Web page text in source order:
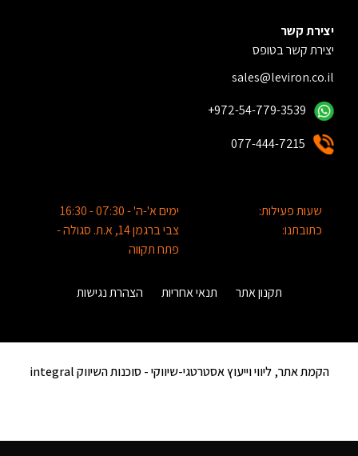
יצירת קשר
יצירת קשר בטופס
sales@leviron.co.il
+972-54-779-3539
077-444-7215
שעות פעילות:
ימים א'-ה' - 07:30 - 16:30
כתובתנו:
צבי ברגמן 14, א.ת. סגולה -
פתח תקווה
תקנון אתר תנאי אחריות הצהרת נגישות
הקמת אתר, ליווי וייעוץ אסטרטגי-שיווקי -סוכנות השיווק integral